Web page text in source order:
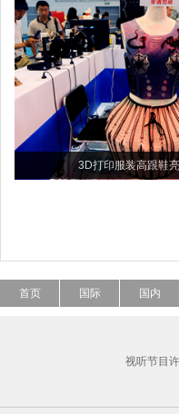
3D打印服装高跟鞋
首页 国际 国内
视听节目